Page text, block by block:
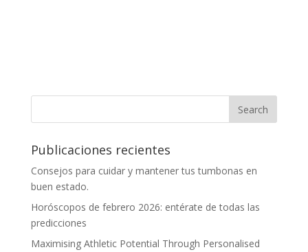
Publicaciones recientes
Consejos para cuidar y mantener tus tumbonas en
buen estado.
Horóscopos de febrero 2026: entérate de todas las
predicciones
Maximising Athletic Potential Through Personalised